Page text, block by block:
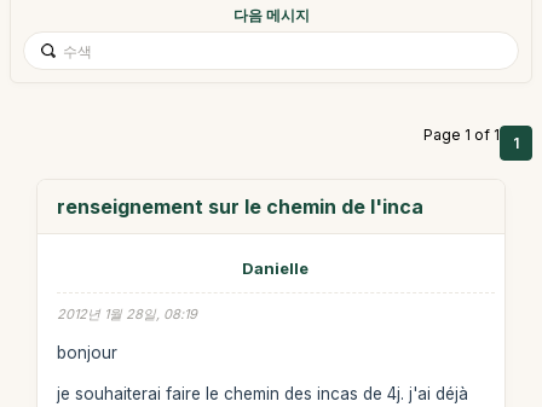
다음 메시지
Page 1 of 1 1
renseignement sur le chemin de l'inca
Danielle
2012년 1월 28일, 08:19
bonjour
je souhaiterai faire le chemin des incas de 4j. j'ai déjà